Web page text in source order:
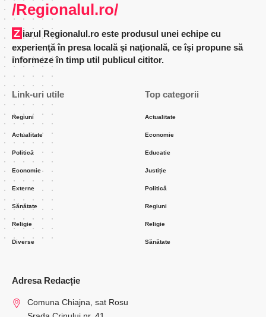
/Regionalul.ro/
Ziarul Regionalul.ro este produsul unei echipe cu
experienţă în presa locală şi naţională, ce îşi propune să
informeze în timp util publicul cititor.
Link-uri utile
Regiuni
Actualitate
Politică
Economie
Externe
Sănătate
Religie
Diverse
Top categorii
Actualitate
Economie
Educatie
Justiție
Politică
Regiuni
Religie
Sănătate
Adresa Redacție
Comuna Chiajna, sat Rosu